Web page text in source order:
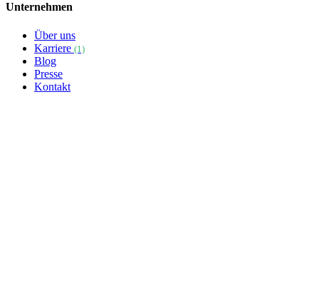
Unternehmen
Über uns
Karriere (1)
Blog
Presse
Kontakt